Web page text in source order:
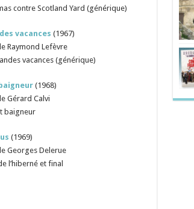
contre Scotland Yard (générique)
vacances (1967)
Raymond Lefèvre
vacances (générique)
(1968)
Gérard Calvi
baigneur
(1969)
Georges Delerue
l’hiberné et final